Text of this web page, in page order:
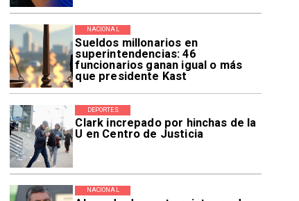
Sueldos millonarios en
superintendencias: 46
funcionarios ganan igual o más
que presidente Kast
NACIONAL
Clark increpado por hinchas de la
U en Centro de Justicia
DEPORTES
NACIONAL